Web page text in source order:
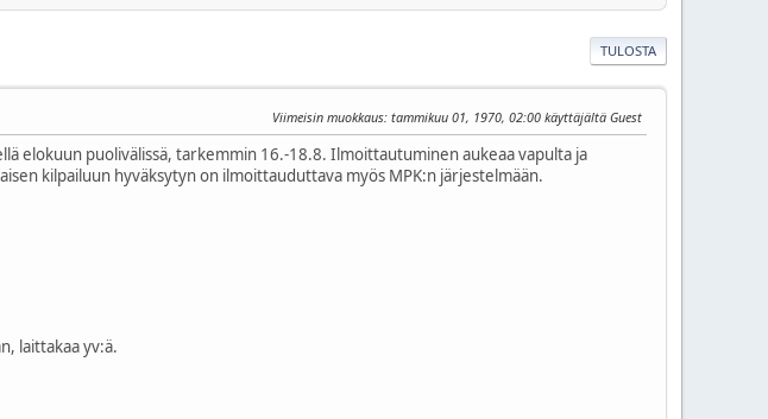
TULOSTA
Viimeisin muokkaus: tammikuu 01, 1970, 02:00 käyttäjältä Guest
elokuun puolivälissä, tarkemmin 16.-18.8. Ilmoittautuminen aukeaa vapulta ja
kilpailuun hyväksytyn on ilmoittauduttava myös MPK:n järjestelmään.
laittakaa yv:ä.